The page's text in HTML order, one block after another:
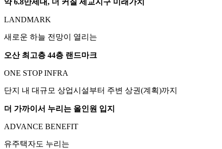
약 6.8만세대, 더 커질 세교지구 미래가치
LANDMARK
새로운 하늘 전망이 열리는
오산 최고층 44층 랜드마크
ONE STOP INFRA
단지 내 대규모 상업시설부터 주변 상권(계획)까지
더 가까이서 누리는 올인원 입지
ADVANCE BENEFIT
유주택자도 누리는